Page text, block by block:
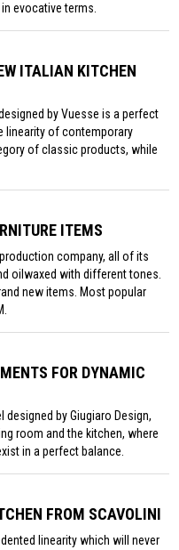
evocative terms.
ITALIAN KITCHEN
by Vuesse is a perfect
linearity of contemporary
of classic products, while
ITEMS
company, all of its
oilwaxed with different tones.
new items. Most popular
FOR DYNAMIC
designed by Giugiaro Design,
room and the kitchen, where
in a perfect balance.
FROM SCAVOLINI
linearity which will never